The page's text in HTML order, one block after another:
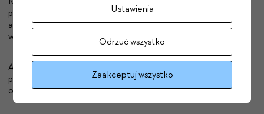
polskim na
adres:rekrutacja@teatrkomedia.plpodając w tytule
wiadomości:
„Rekwizytor_ka w Teatrze Komedia”
Aplikacja musi zawierać oświadczenia i zgody dotyczące
przetwarzania danych
osobowych o treści:
Ustawienia
Odrzuć wszystko
Zaakceptuj wszystko